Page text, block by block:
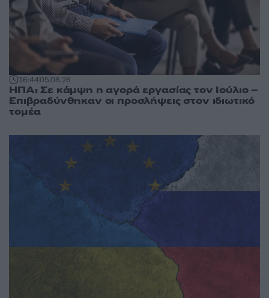
16:4405.08.26
ΗΠΑ: Σε κάμψη η αγορά εργασίας τον Ιούλιο –
Επιβραδύνθηκαν οι προσλήψεις στον ιδιωτικό
τομέα